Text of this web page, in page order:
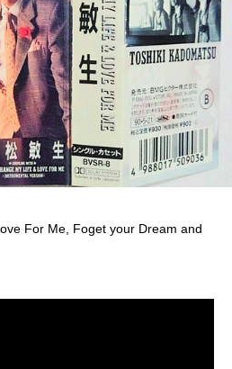
For Me, Foget your Dream and